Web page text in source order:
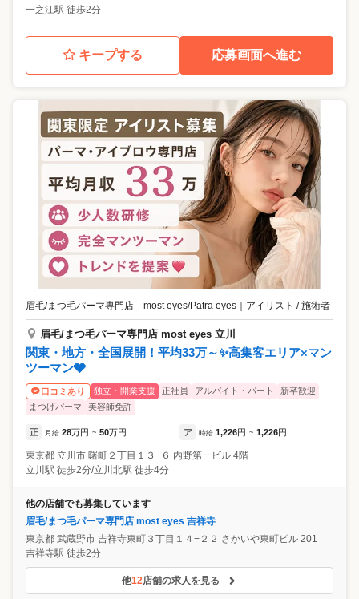
一之江駅 徒歩2分
キープする 応募画面へ進む
眉毛/まつ毛パーマ専門店 most eyes/Patra eyes ｜ アイリスト / 施術者
眉毛/まつ毛パーマ専門店 most eyes 立川
関東・地方・全国展開！平均33万～✨高集客エリア×マン
ツーマン🩶
口コミあり 独立・開業支援 正社員 アルバイト・パート
新卒歓迎
まつげパーマ
美容師免許
正 月給 28万円 ~ 50万円 ア 時給 1,226円 ~ 1,226円
東京都 立川市 曙町２丁目１３−６ 内野第一ビル 4階
立川駅 徒歩2分/立川北駅 徒歩4分
他の店舗でも募集しています
眉毛/まつ毛パーマ専門店 most eyes 吉祥寺
東京都 武蔵野市 吉祥寺東町３丁目１４−２２ さかいや東町ビル 201
吉祥寺駅 徒歩2分
他12店舗の求人を見る